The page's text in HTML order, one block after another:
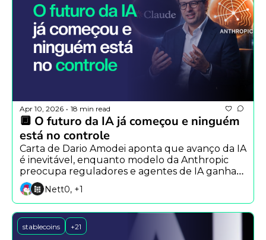
Apr 10, 2026 • 18 min read
🔲 O futuro da IA já começou e ninguém
está no controle
Carta de Dario Amodei aponta que avanço da IA
é inevitável, enquanto modelo da Anthropic
preocupa reguladores e agentes de IA ganham
espaço no mercado cripto.
Nett0, +1
stablecoins +21